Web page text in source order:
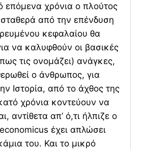
επόμενα χρόνια ο πλούτος
από την επένδυση
κεφαλαίου θα
να καλυφθούν οι βασικές
τις ονομάζει) ανάγκες,
ο άνθρωπος, για
Ιστορία, από το άχθος της
χρόνια κοντεύουν να
αντίθετα απ’ ό,τι ήλπιζε ο
έχει απλώσει
του. Και το μικρό